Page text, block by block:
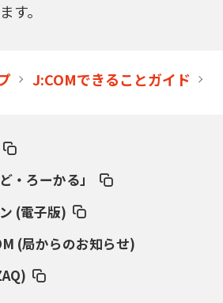
す。
J:COMできることガイド
・ろーかる」
(電子版)
(局からのお知らせ)